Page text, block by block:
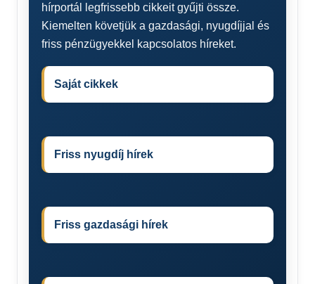
hírportál legfrissebb cikkeit gyűjti össze.
Kiemelten követjük a gazdasági, nyugdíjjal és
friss pénzügyekkel kapcsolatos híreket.
Saját cikkek
Friss nyugdíj hírek
Friss gazdasági hírek